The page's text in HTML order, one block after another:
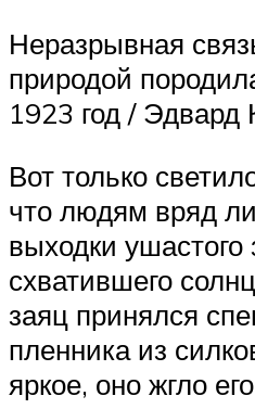
Неразрывная
природой
1923 год / Эдвард
Вот только
что людям вряд
выходки ушастого
схватившего
заяц принялся
пленника из
яркое, оно жгло